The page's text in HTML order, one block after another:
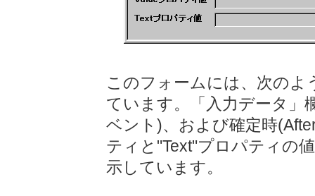
このフォームには、次の
ています。「入力データ」
ベント)、および確定時
ティと"Text"プロパティの
示しています。